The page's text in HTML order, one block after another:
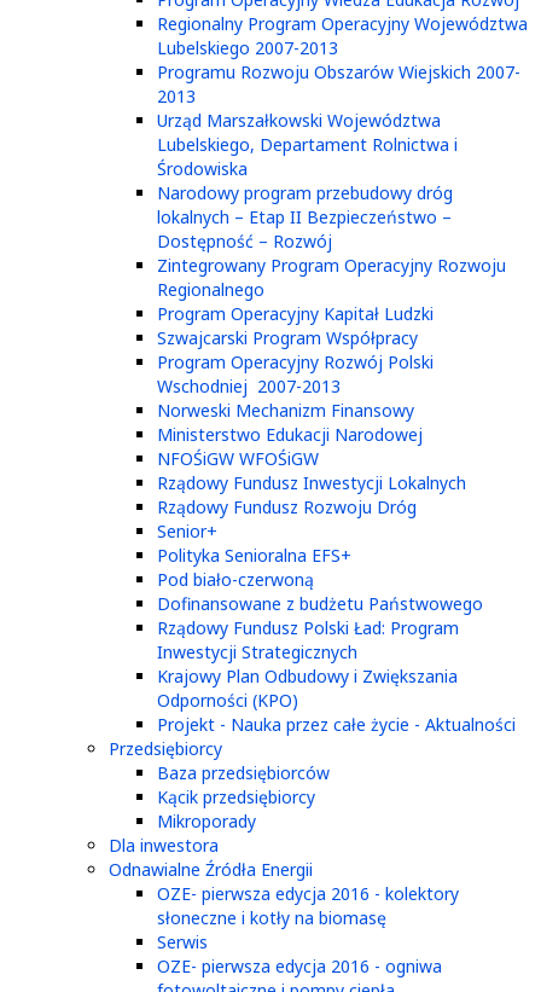
Regionalny Program Operacyjny Województwa
Lubelskiego 2007-2013
Programu Rozwoju Obszarów Wiejskich 2007-
2013
Urząd Marszałkowski Województwa
Lubelskiego, Departament Rolnictwa i
Środowiska
Narodowy program przebudowy dróg
lokalnych – Etap II Bezpieczeństwo –
Dostępność – Rozwój
Zintegrowany Program Operacyjny Rozwoju
Regionalnego
Program Operacyjny Kapitał Ludzki
Szwajcarski Program Współpracy
Program Operacyjny Rozwój Polski
Wschodniej 2007-2013
Norweski Mechanizm Finansowy
Ministerstwo Edukacji Narodowej
NFOŚiGW WFOŚiGW
Rządowy Fundusz Inwestycji Lokalnych
Rządowy Fundusz Rozwoju Dróg
Senior+
Polityka Senioralna EFS+
Pod biało-czerwoną
Dofinansowane z budżetu Państwowego
Rządowy Fundusz Polski Ład: Program
Inwestycji Strategicznych
Krajowy Plan Odbudowy i Zwiększania
Odporności (KPO)
Projekt - Nauka przez całe życie - Aktualności
Przedsiębiorcy
Baza przedsiębiorców
Kącik przedsiębiorcy
Mikroporady
Dla inwestora
Odnawialne Źródła Energii
OZE- pierwsza edycja 2016 - kolektory
słoneczne i kotły na biomasę
Serwis
OZE- pierwsza edycja 2016 - ogniwa